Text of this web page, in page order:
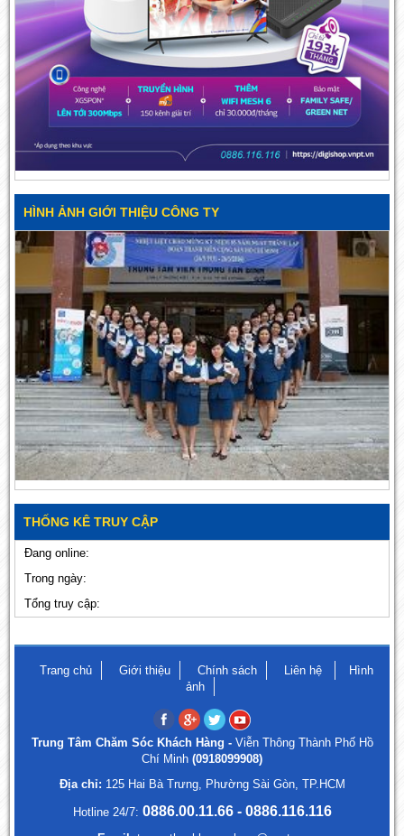
HÌNH ẢNH GIỚI THIỆU CÔNG TY
THỐNG KÊ TRUY CẬP
Đang online:
Trong ngày:
Tổng truy cập:
Trang chủ Giới thiệu Chính sách Liên hệ
Hình
ảnh
Trung Tâm Chăm Sóc Khách Hàng - Viễn Thông Thành Phố Hồ
Chí Minh (0918099908)
Địa chỉ: 125 Hai Bà Trưng, Phường Sài Gòn, TP.HCM
Hotline 24/7: 0886.00.11.66 - 0886.116.116